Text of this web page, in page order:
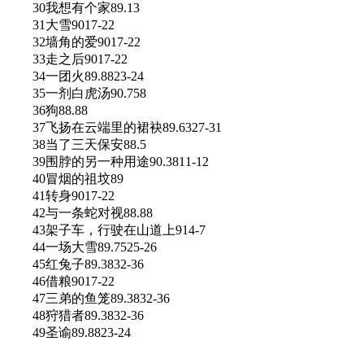
30我想有个家89.13
31大雪9017-22
32墙角的爱9017-22
33走之后9017-22
34一团火89.8823-24
35一剂白虎汤90.758
36狗88.88
37飞扬在云端里的裙袂89.6327-31
38当了三天保安88.5
39围脖的另一种用途90.3811-12
40冒烟的祖坟89
41转身9017-22
42与一条蛇对视88.88
43架子车，行驶在山道上914-7
44一场大雪89.7525-26
45红兔子89.3832-36
46借粮9017-22
47三弟的鱼笼89.3832-36
48狩猎者89.3832-36
49圣谕89.8823-24